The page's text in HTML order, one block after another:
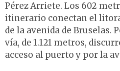
Pérez Arriete. Los 602
itinerario conectan el
de la avenida de Bruselas.
vía, de 1.121 metros,
acceso al puerto y por la